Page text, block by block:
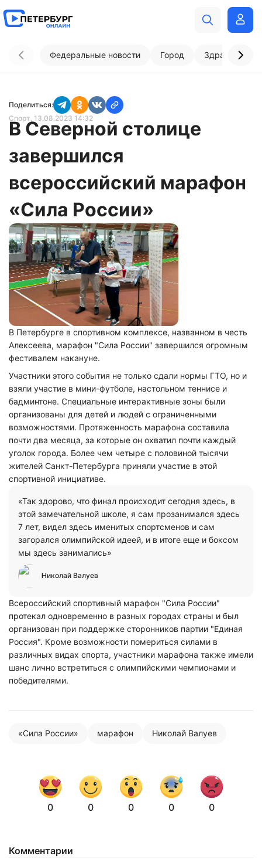
Федеральные новости Город
Поделиться:
Спорт, 13.08.2023 14:32
В Северной столице
завершился
всероссийский марафон
«Сила России»
В Петербурге в спортивном комплексе, названном в честь
Алексеева, марафон "Сила России" завершился огромным
фестивалем накануне.
Участники этого события не только сдали нормы ГТО, но и
взяли участие в мини-футболе, настольном теннисе и
бадминтоне. Специальные интерактивные зоны были
организованы для детей и людей с ограниченными
возможностями. Протяженность марафона составила
почти два месяца, за которые он охватил почти каждый
уголок города. Более чем четыре с половиной тысячи
жителей Санкт-Петербурга приняли участие в этой
спортивной инициативе.
«Так здорово, что финал происходит сегодня здесь, в
этой замечательной школе, я сам прозанимался здесь
7 лет, видел здесь именитых спортсменов и сам
загорался олимпийской идеей, и в итоге еще и боксом
мы здесь занимались»
Николай Валуев
Всероссийский спортивный марафон "Сила России"
протекал одновременно в разных городах страны и был
организован при поддержке сторонников партии "Единая
Россия". Кроме возможности помериться силами в
различных видах спорта, участники марафона также имели
шанс лично встретиться с олимпийскими чемпионами и
победителями.
«Сила России» марафон Николай Валуев
0 0 0 0 0
Комментарии